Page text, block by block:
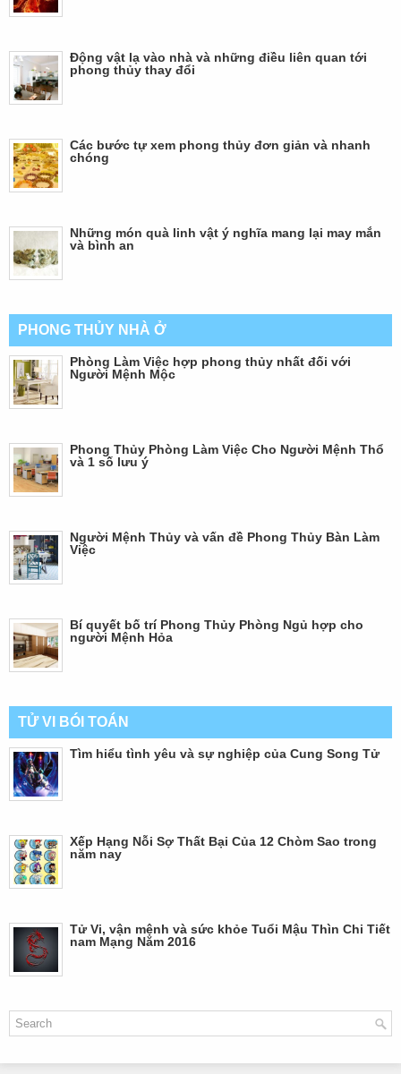
Động vật lạ vào nhà và những điều liên quan tới
phong thủy thay đổi
Các bước tự xem phong thủy đơn giản và nhanh
chóng
Những món quà linh vật ý nghĩa mang lại may mắn
và bình an
PHONG THỦY NHÀ Ở
Phòng Làm Việc hợp phong thủy nhất đối với
Người Mệnh Mộc
Phong Thủy Phòng Làm Việc Cho Người Mệnh Thổ
và 1 số lưu ý
Người Mệnh Thủy và vấn đề Phong Thủy Bàn Làm
Việc
Bí quyết bố trí Phong Thủy Phòng Ngủ hợp cho
người Mệnh Hỏa
TỬ VI BÓI TOÁN
Tìm hiểu tình yêu và sự nghiệp của Cung Song Tử
Xếp Hạng Nỗi Sợ Thất Bại Của 12 Chòm Sao trong
năm nay
Tử Vi, vận mệnh và sức khỏe Tuổi Mậu Thìn Chi Tiết
nam Mạng Năm 2016